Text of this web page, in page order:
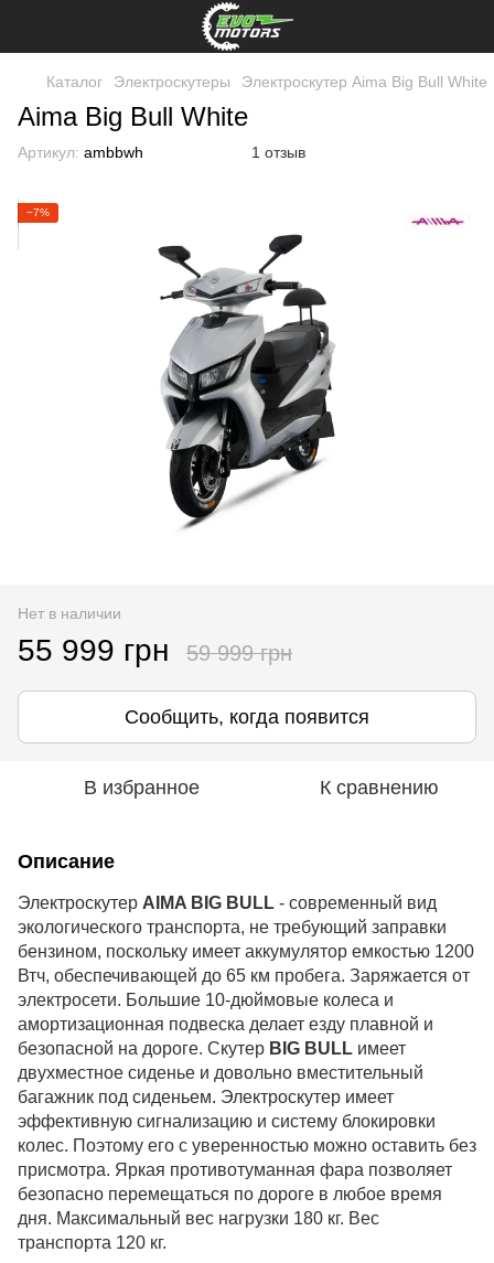
Каталог Электроскутеры Электроскутер Aima Big Bull White
Aima Big Bull White
Артикул: ambbwh 1 отзыв
−7%
Нет в наличии
55 999 грн 59 999 грн
Сообщить, когда появится
В избранное К сравнению
Описание
Электроскутер AIMA BIG BULL - современный вид
экологического транспорта, не требующий заправки
бензином, поскольку имеет аккумулятор емкостью 1200
Втч, обеспечивающей до 65 км пробега. Заряжается от
электросети. Большие 10-дюймовые колеса и
амортизационная подвеска делает езду плавной и
безопасной на дороге. Скутер BIG BULL имеет
двухместное сиденье и довольно вместительный
багажник под сиденьем. Электроскутер имеет
эффективную сигнализацию и систему блокировки
колес. Поэтому его с уверенностью можно оставить без
присмотра. Яркая противотуманная фара позволяет
безопасно перемещаться по дороге в любое время
дня. Максимальный вес нагрузки 180 кг. Вес
транспорта 120 кг.